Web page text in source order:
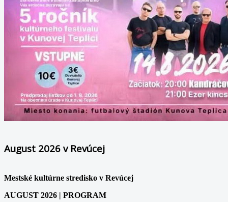
August 2026 v Revúcej
Mestské kultúrne stredisko v Revúcej
AUGUST 2026 | PROGRAM